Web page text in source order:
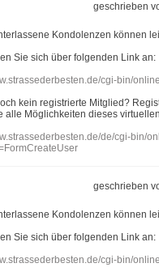
geschrieben
Kondolenzen können
Sie sich über folgenden Link an:
cgi-bin/
kein registrierte Mitglied?
alle Möglichkeiten dieses
de/cgi-bin/
geschrieben
Kondolenzen können
Sie sich über folgenden Link an:
cgi-bin/